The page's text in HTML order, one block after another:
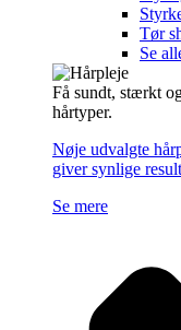
Tør
Se
Få sundt, stærkt
hårtyper.
Nøje udvalgte
giver synlige
Se mere